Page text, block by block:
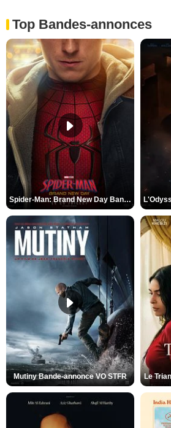
Top Bandes-annonces
Spider-Man: Brand New Day Bande-annonce VO STFR
Mutiny Bande-annonce VO STFR Le